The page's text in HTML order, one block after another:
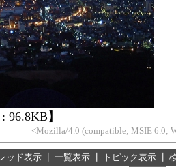
96.8KB】
<Mozilla/4.0 (compatible; MSIE 6.0;
ッド表示 一覧表示 トピック表示